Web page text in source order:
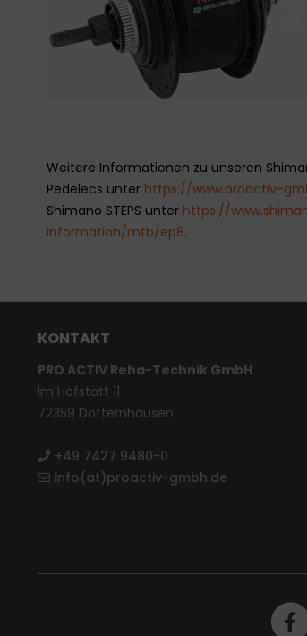
Weitere Informationen zu unseren
Pedelecs unter https://www.proactiv-
Shimano STEPS unter https://
information/mtb/ep8.
KONTAKT
PRO ACTIV Reha-Technik GmbH
Im Hofstätt 11
72359 Dotternhausen
+49 7427 9480-0
info(at)proactiv-gmbh.de